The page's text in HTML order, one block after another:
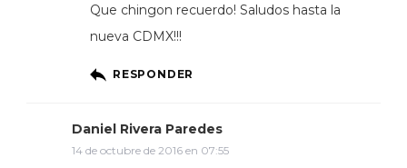
Que chingon recuerdo! Saludos hasta la
nueva CDMX!!!
RESPONDER
Daniel Rivera Paredes
14 de octubre de 2016 en 07:55